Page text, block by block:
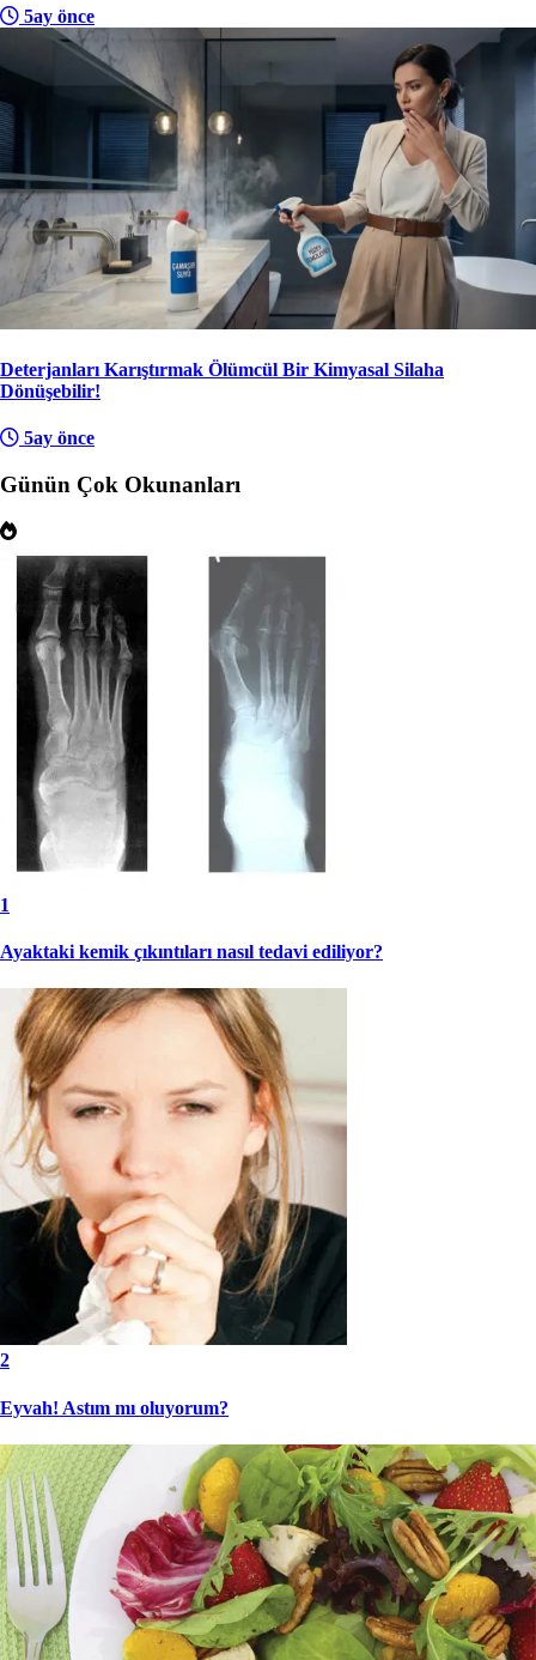
5ay önce
Deterjanları Karıştırmak Ölümcül Bir Kimyasal Silaha
Dönüşebilir!
5ay önce
Günün Çok Okunanları
1
Ayaktaki kemik çıkıntıları nasıl tedavi ediliyor?
2
Eyvah! Astım mı oluyorum?